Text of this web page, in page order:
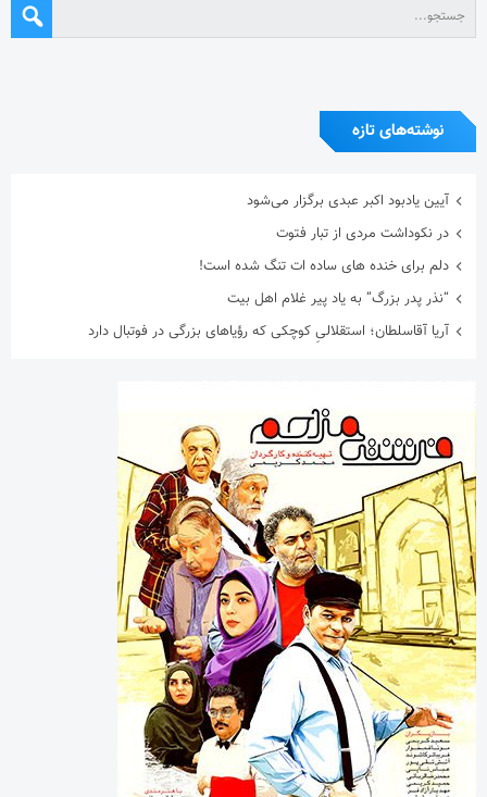
نوشته‌های تازه
آیین یادبود اکبر عبدی برگزار می‌شود
در نکوداشت مردی از تبار فتوت
دلم برای خنده های ساده ات تنگ شده است!
“نذر پدر بزرگ” به یاد پیر غلام اهل بیت
آریا آقاسلطان؛ استقلالیِ کوچکی که رؤیاهای بزرگی در فوتبال دارد